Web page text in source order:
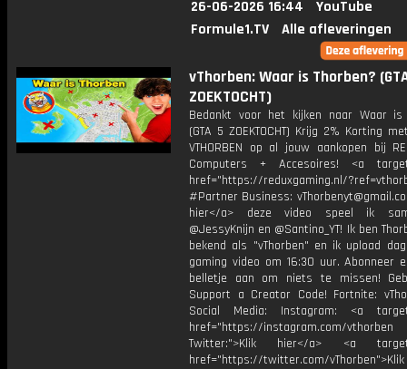
26-06-2026 16:44
YouTube
Formule1.TV
Alle afleveringen
vThorben: Waar is Thorben?
ZOEKTOCHT)
Bedankt voor het kijken naar Waar is
(GTA 5 ZOEKTOCHT) Krijg 2% Korting
VTHORBEN op al jouw aankopen bij
Computers + Accesoires! <a
href="https://reduxgaming.nl/
#Partner Business:
hier</a> deze video speel ik
@JessyKnijn en @Santino_YT! Ik ben
bekend als "vThorben" en ik upload
gaming video om 16:30 uur. Abonneer
belletje aan om niets te missen!
Support a Creator Code! Fortnite:
Social Media: Instagram: <a
href="https://instagram.com/vthorben
Twitter:">Klik hier</a> <a
href="https://twitter.com/